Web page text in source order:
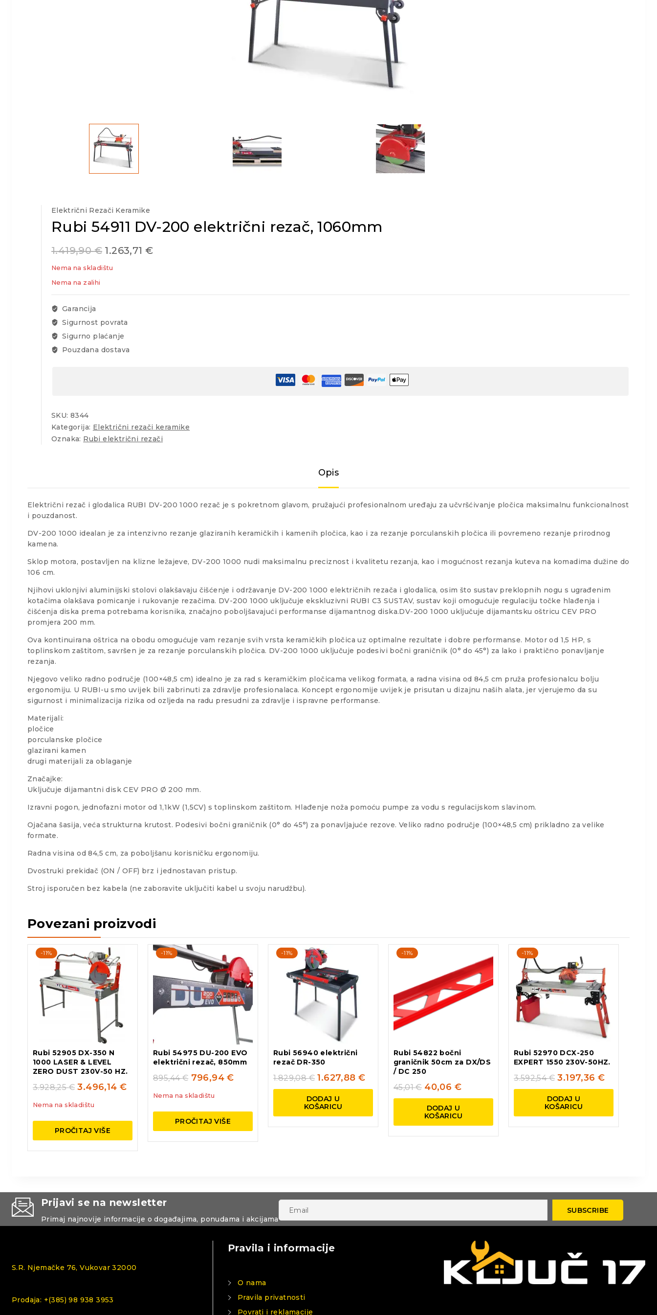
Električni Rezači Keramike
Rubi 54911 DV-200 električni rezač, 1060mm
1.419,90€ 1.263,71 €
Nema na skladištu
Nema na zalihi
Garancija
Sigurnost povrata
Sigurno plaćanje
Pouzdana dostava
SKU: 8344
Kategorija: Električni rezači keramike
Oznaka: Rubi električni rezači
Opis
Električni rezač i glodalica RUBI DV-200 1000 rezač je s pokretnom glavom, pružajući profesionalnom uređaju za učvršćivanje pločica maksimalnu funkcionalnost
i pouzdanost.
DV-200 1000 idealan je za intenzivno rezanje glaziranih keramičkih i kamenih pločica, kao i za rezanje porculanskih pločica ili povremeno rezanje prirodnog
kamena.
Sklop motora, postavljen na klizne ležajeve, DV-200 1000 nudi maksimalnu preciznost i kvalitetu rezanja, kao i mogućnost rezanja kuteva na komadima dužine do
106 cm.
Njihovi uklonjivi aluminijski stolovi olakšavaju čišćenje i održavanje DV-200 1000 električnih rezača i glodalica, osim što sustav preklopnih nogu s ugrađenim
kotačima olakšava pomicanje i rukovanje rezačima. DV-200 1000 uključuje ekskluzivni RUBI C3 SUSTAV, sustav koji omogućuje regulaciju točke hlađenja i
čišćenja diska prema potrebama korisnika, značajno poboljšavajući performanse dijamantnog diska.DV-200 1000 uključuje dijamantsku oštricu CEV PRO
promjera 200 mm.
Ova kontinuirana oštrica na obodu omogućuje vam rezanje svih vrsta keramičkih pločica uz optimalne rezultate i dobre performanse. Motor od 1,5 HP, s
toplinskom zaštitom, savršen je za rezanje porculanskih pločica. DV-200 1000 uključuje podesivi bočni graničnik (0° do 45°) za lako i praktično ponavljanje
rezanja.
Njegovo veliko radno područje (100×48,5 cm) idealno je za rad s keramičkim pločicama velikog formata, a radna visina od 84,5 cm pruža profesionalcu bolju
ergonomiju. U RUBI-u smo uvijek bili zabrinuti za zdravlje profesionalaca. Koncept ergonomije uvijek je prisutan u dizajnu naših alata, jer vjerujemo da su
sigurnost i minimalizacija rizika od ozljeda na radu presudni za zdravlje i ispravne performanse.
Materijali:
pločice
porculanske pločice
glazirani kamen
drugi materijali za oblaganje
Značajke:
Uključuje dijamantni disk CEV PRO Ø 200 mm.
Izravni pogon, jednofazni motor od 1,1kW (1,5CV) s toplinskom zaštitom. Hlađenje noža pomoću pumpe za vodu s regulacijskom slavinom.
Ojačana šasija, veća strukturna krutost. Podesivi bočni graničnik (0° do 45°) za ponavljajuće rezove. Veliko radno područje (100×48,5 cm) prikladno za velike
formate.
Radna visina od 84,5 cm, za poboljšanu korisničku ergonomiju.
Dvostruki prekidač (ON / OFF) brz i jednostavan pristup.
Stroj isporučen bez kabela (ne zaboravite uključiti kabel u svoju narudžbu).
Povezani proizvodi
-11%
Rubi 52905 DX-350 N
1000 LASER & LEVEL
ZERO DUST 230V-50 HZ.
3.928,25€ 3.496,14€
Nema na skladištu
PROČITAJ VIŠE
-11%
Rubi 54975 DU-200 EVO
električni rezač, 850mm
895,44€ 796,94€
Nema na skladištu
PROČITAJ VIŠE
-11%
Rubi 56940 električni
rezač DR-350
1.829,08€ 1.627,88€
DODAJ U
KOŠARICU
-11%
Rubi 54822 bočni
graničnik 50cm za DX/DS
/ DC 250
45,01€ 40,06 €
DODAJ U
KOŠARICU
-11%
Rubi 52970 DCX-250
EXPERT 1550 230V-50HZ.
3.592,54€ 3.197,36€
DODAJ U
KOŠARICU
Prijavi se na newsletter
Primaj najnovije informacije o događajima, ponudama i akcijama
S.R. Njemačke 76, Vukovar 32000
Prodaja: +(385) 98 938 3953
Pravila i informacije
O nama
Pravila privatnosti
Povrati i reklamacije